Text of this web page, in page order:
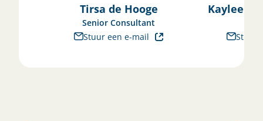
Tirsa de Hooge
Senior Consultant
Stuur een e-mail
Kaylee
Stuur